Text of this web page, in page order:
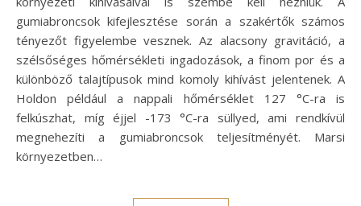
gumiabroncsok kifejlesztése során a szakértők számos
tényezőt figyelembe vesznek. Az alacsony gravitáció, a
szélsőséges hőmérsékleti ingadozások, a finom por és a
különböző talajtípusok mind komoly kihívást jelentenek. A
Holdon például a nappali hőmérséklet 127 °C-ra is
felkúszhat, míg éjjel -173 °C-ra süllyed, ami rendkívül
megnehezíti a gumiabroncsok teljesítményét. Marsi
környezetben…